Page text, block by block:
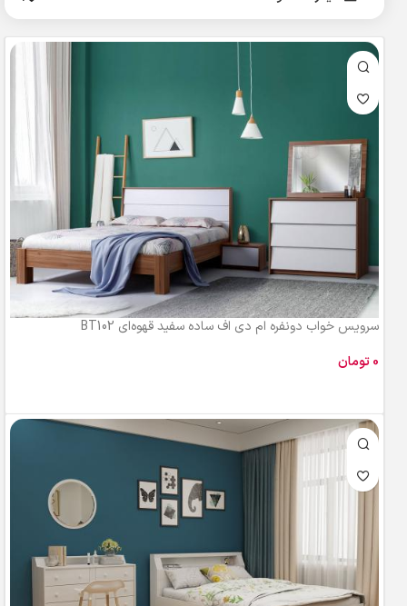
سرویس خواب دونفره ام دی اف ساده سفید قهوه‌ای BT102
تومان